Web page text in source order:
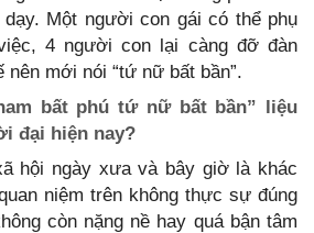
Một người con gái có thể phụ
4 người con lại càng đỡ đàn
mới nói “tứ nữ bất bần”.
bất phú tứ nữ bất bần” liệu
đại hiện nay?
hội ngày xưa và bây giờ là khác
niệm trên không thực sự đúng
còn nặng nề hay quá bận tâm